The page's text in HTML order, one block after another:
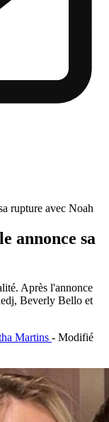
rupture avec Noah
annonce sa
Après l'annonce
Beverly Bello et
Martins - Modifié